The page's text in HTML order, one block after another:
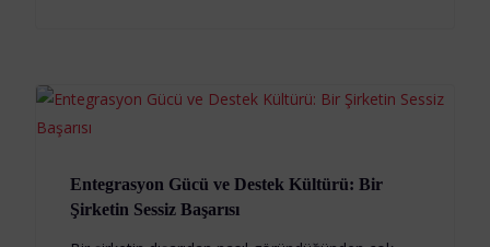
Entegrasyon Gücü ve Destek Kültürü: Bir
Şirketin Sessiz Başarısı